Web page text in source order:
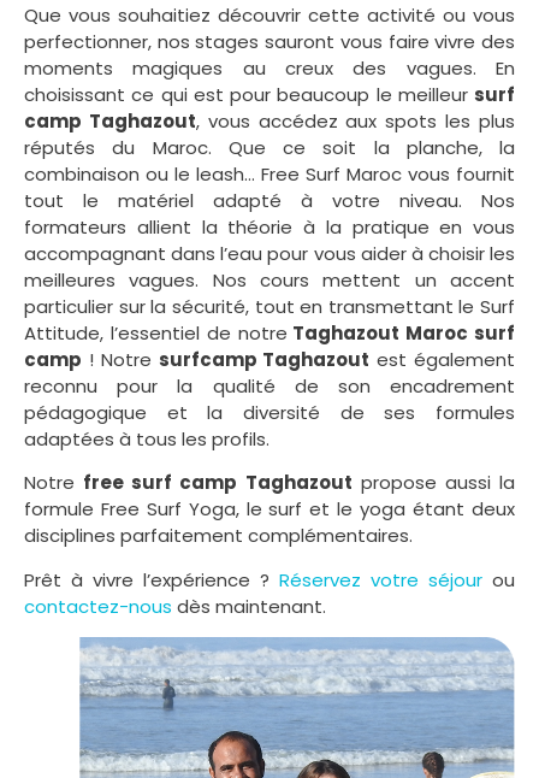
Que vous souhaitiez découvrir cette activité ou vous
perfectionner, nos stages sauront vous faire vivre des
moments magiques au creux des vagues. En
choisissant ce qui est pour beaucoup le meilleur surf
camp Taghazout, vous accédez aux spots les plus
réputés du Maroc. Que ce soit la planche, la
combinaison ou le leash… Free Surf Maroc vous fournit
tout le matériel adapté à votre niveau. Nos
formateurs allient la théorie à la pratique en vous
accompagnant dans l’eau pour vous aider à choisir les
meilleures vagues. Nos cours mettent un accent
particulier sur la sécurité, tout en transmettant le Surf
Attitude, l’essentiel de notre Taghazout Maroc surf
camp ! Notre surfcamp Taghazout est également
reconnu pour la qualité de son encadrement
pédagogique et la diversité de ses formules
adaptées à tous les profils.
Notre free surf camp Taghazout propose aussi la
formule Free Surf Yoga, le surf et le yoga étant deux
disciplines parfaitement complémentaires.
Prêt à vivre l’expérience ? Réservez votre séjour ou
contactez-nous dès maintenant.